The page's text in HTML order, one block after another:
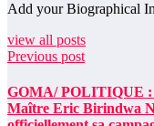
Add your Biographical
view all posts
Previous post
GOMA/ POLITIQUE :
Maître Eric Birindwa